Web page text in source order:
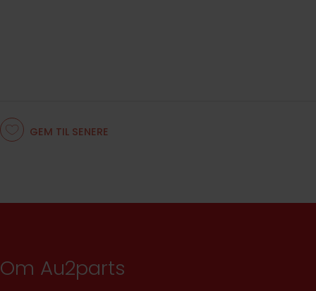
GEM TIL SENERE
Om Au2parts